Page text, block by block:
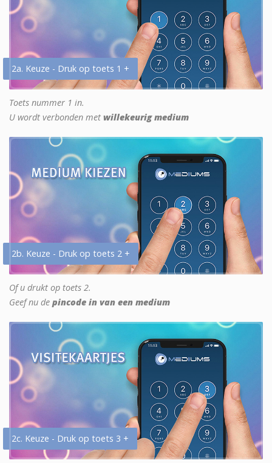
2a. Keuze - Druk op toets 1 +
Toets nummer 1 in.
U wordt verbonden met willekeurig medium
2b. Keuze - Druk op toets 2 +
Of u drukt op toets 2.
Geef nu de pincode in van een medium
2c. Keuze - Druk op toets 3 +